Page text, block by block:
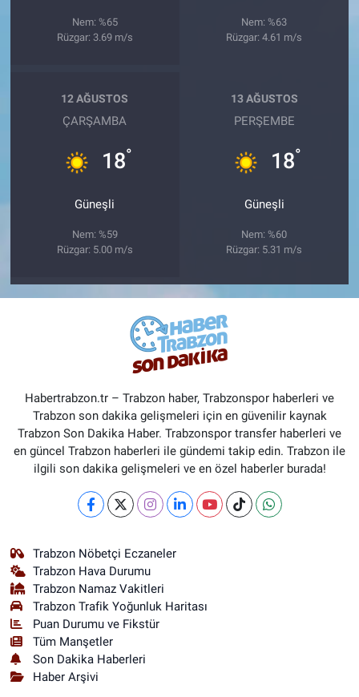
Nem: %65
Rüzgar: 3.69 m/s
Nem: %63
Rüzgar: 4.61 m/s
12 AĞUSTOS
ÇARŞAMBA
18°
Güneşli
Nem: %59
Rüzgar: 5.00 m/s
13 AĞUSTOS
PERŞEMBE
18°
Güneşli
Nem: %60
Rüzgar: 5.31 m/s
Habertrabzon.tr – Trabzon haber, Trabzonspor haberleri ve
Trabzon son dakika gelişmeleri için en güvenilir kaynak
Trabzon Son Dakika Haber. Trabzonspor transfer haberleri ve
en güncel Trabzon haberleri ile gündemi takip edin. Trabzon ile
ilgili son dakika gelişmeleri ve en özel haberler burada!
Trabzon Nöbetçi Eczaneler
Trabzon Hava Durumu
Trabzon Namaz Vakitleri
Trabzon Trafik Yoğunluk Haritası
Puan Durumu ve Fikstür
Tüm Manşetler
Son Dakika Haberleri
Haber Arşivi